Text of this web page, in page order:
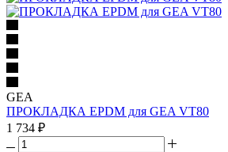
GEA
ПРОКЛАДКА EPDM для GEA VT80
1 734 ₽